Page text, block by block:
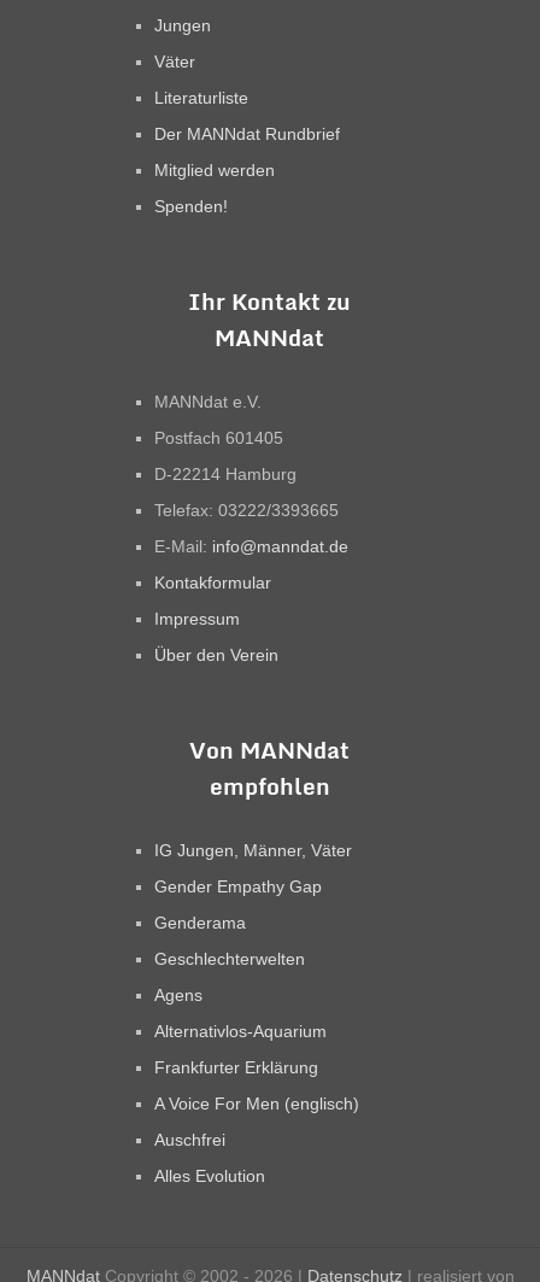
Jungen
Väter
Literaturliste
Der MANNdat Rundbrief
Mitglied werden
Spenden!
Ihr Kontakt zu
MANNdat
MANNdat e.V.
Postfach 601405
D-22214 Hamburg
Telefax: 03222/3393665
E-Mail: info@manndat.de
Kontakformular
Impressum
Über den Verein
Von MANNdat
empfohlen
IG Jungen, Männer, Väter
Gender Empathy Gap
Genderama
Geschlechterwelten
Agens
Alternativlos-Aquarium
Frankfurter Erklärung
A Voice For Men (englisch)
Auschfrei
Alles Evolution
MANNdatCopyright © 2002 - 2026 | Datenschutz | realisiert von